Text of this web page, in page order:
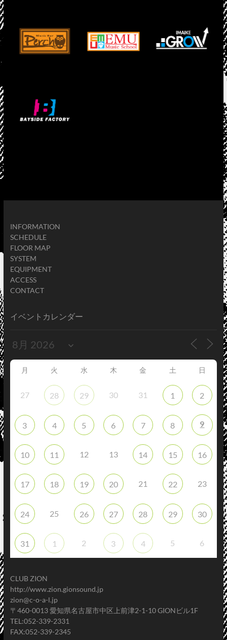
INFORMATION
SCHEDULE
FLOOR MAP
SYSTEM
EQUIPMENT
ACCESS
CONTACT
イベントカレンダー
月 火 水 木 金 土 日
27 28 29 30 31 1 2
3 4 5 6 7 8 9
10 11 12 13 14 15 16
17 18 19 20 21 22 23
24 25 26 27 28 29 30
31 1 2 3 4 5 6
CLUB ZION
http://www.zion.gionsound.jp
zion@c-o-a-l.jp
〒460-0013 愛知県名古屋市中区上前津2-1-10 GIONビル1F
TEL:052-339-2331
FAX:052-339-2345